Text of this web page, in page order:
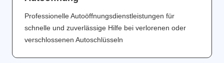
Professionelle Autoöffnungsdienstleistungen für
schnelle und zuverlässige Hilfe bei verlorenen oder
verschlossenen Autoschlüsseln